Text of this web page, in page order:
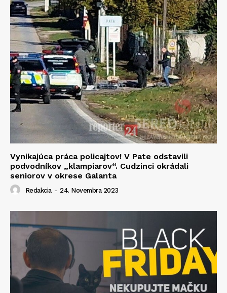
Vynikajúca práca policajtov! V Pate odstavili
podvodníkov „klampiarov“. Cudzinci okrádali
seniorov v okrese Galanta
Redakcia - 24. Novembra 2023